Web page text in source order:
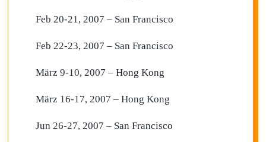
Feb 20-21, 2007 – San Francisco
Feb 22-23, 2007 – San Francisco
März 9-10, 2007 – Hong Kong
März 16-17, 2007 – Hong Kong
Jun 26-27, 2007 – San Francisco